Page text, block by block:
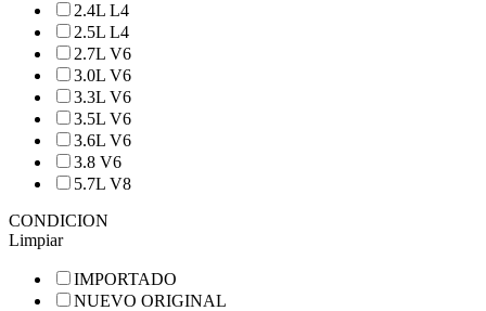
2.4L L4
2.5L L4
2.7L V6
3.0L V6
3.3L V6
3.5L V6
3.6L V6
3.8 V6
5.7L V8
CONDICION
Limpiar
IMPORTADO
NUEVO ORIGINAL